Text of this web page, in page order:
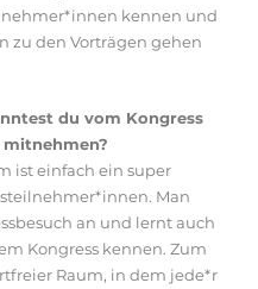
kennen und
zu den Vorträgen gehen
du vom Kongress
ist einfach ein super
Man
an und lernt auch
Kongress kennen. Zum
Raum, in dem jede*r